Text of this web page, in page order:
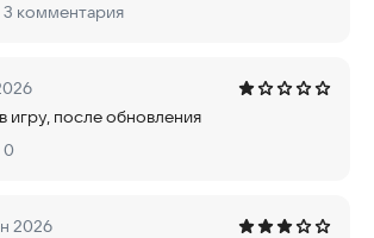
3 комментария
игру, после обновления
0
2026